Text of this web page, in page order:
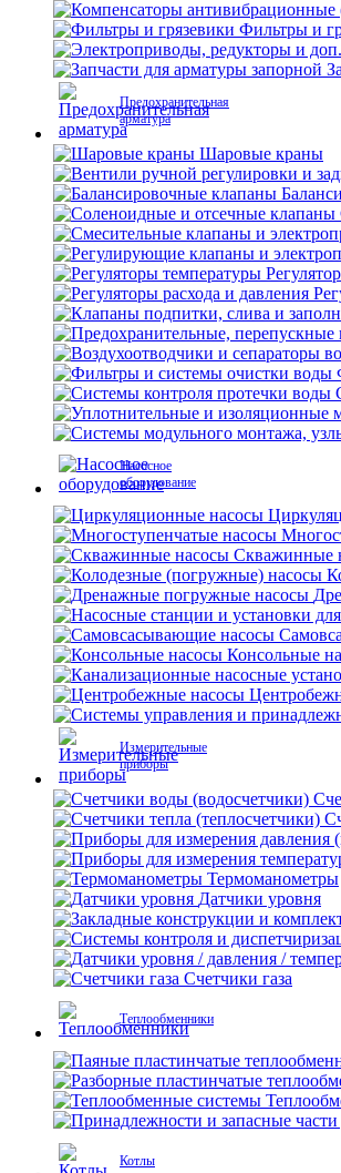
Фильтры и
Предохранительная
арматура
Шаровые краны
Насосное
оборудование
Скважинные
Консольные
Измерительные
приборы
Термоманометры
Датчики уровня
Счетчики газа
Теплообменники
Котлы